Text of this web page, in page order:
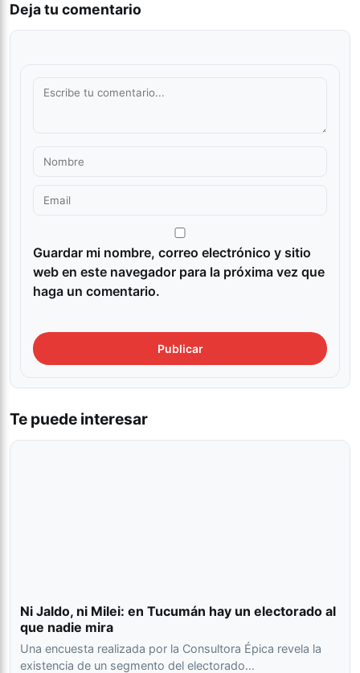
Deja tu comentario
Guardar mi nombre, correo electrónico y sitio
web en este navegador para la próxima vez que
haga un comentario.
Te puede interesar
Ni Jaldo, ni Milei: en Tucumán hay un electorado al
que nadie mira
Una encuesta realizada por la Consultora Épica revela la
existencia de un segmento del electorado…